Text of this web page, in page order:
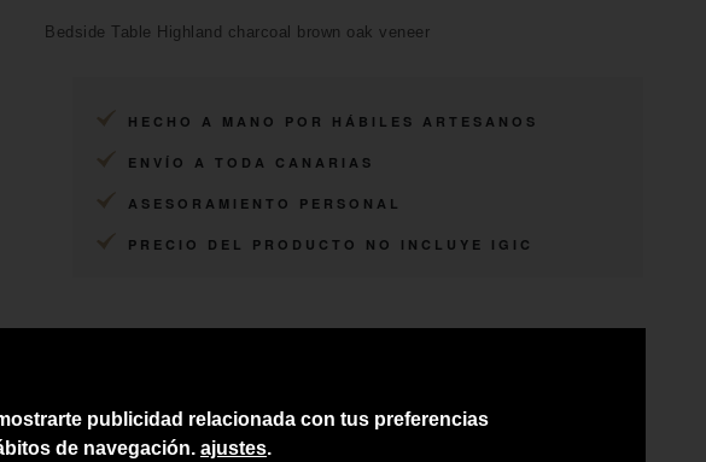
Bedside Table Highland charcoal brown oak veneer
HECHO A MANO POR HÁBILES ARTESANOS
ENVÍO A TODA CANARIAS
ASESORAMIENTO PERSONAL
PRECIO DEL PRODUCTO NO INCLUYE IGIC
publicidad relacionada con tus preferencias
de navegación. ajustes.